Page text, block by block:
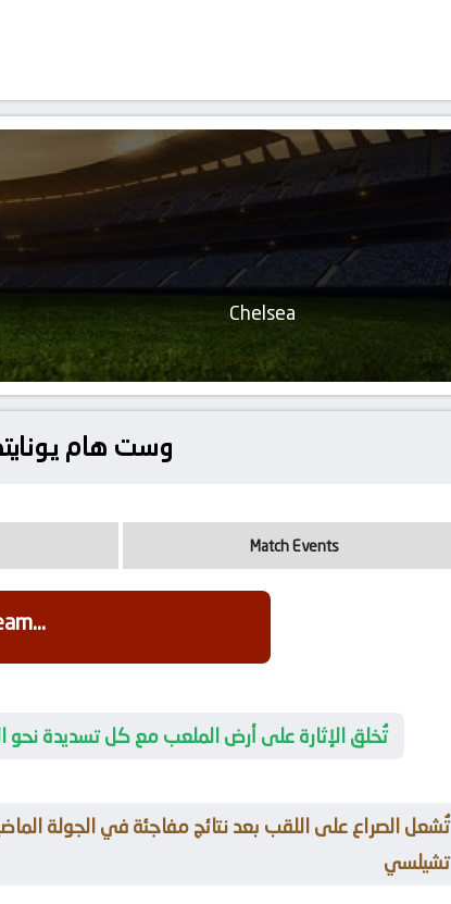
Chelsea
وست هام
Match Events
👟 تُخلق الإثارة على أرض الملعب مع كل تسديدة
تشيلسي